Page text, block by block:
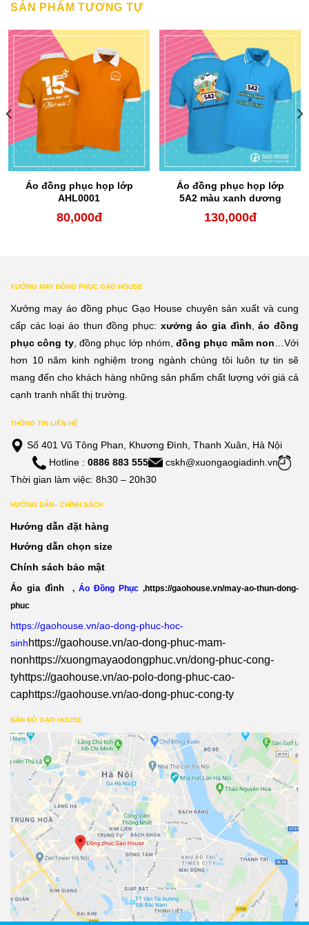
SẢN PHẨM TƯƠNG TỰ
Áo đồng phục họp lớp
AHL0001
80,000đ
Áo đồng phục họp lớp
5A2 màu xanh dương
130,000đ
XƯỞNG MAY ĐỒNG PHỤC GẠO HOUSE
Xưởng may áo đồng phục Gạo House chuyên sản xuất và cung
cấp các loại áo thun đồng phục: xưởng áo gia đình ,áo đồng
phục công ty, đồng phục lớp nhóm,đồng phục mầm non …Với
hơn 10 năm kinh nghiệm trong ngành chúng tôi luôn tự tin sẽ
mang đến cho khách hàng những sản phẩm chất lượng với giá cả
cạnh tranh nhất thị trường.
THÔNG TIN LIÊN HỆ
Số 401 Vũ Tông Phan, Khương Đình, Thanh Xuân, Hà Nội
Hotline : 0886 883 555
cskh@xuongaogiadinh.vn
Thời gian làm việc: 8h30 – 20h30
HƯỚNG DẪN– CHÍNH SÁCH
Hướng dẫn đặt hàng
Hướng dẫn chọn size
Chính sách bảo mật
Áo gia đình , Áo Đồng Phục ,https://gaohouse.vn/may-ao-thun-dong-
phuc
https://gaohouse.vn/ao-dong-phuc-hoc-
sinhhttps://gaohouse.vn/ao-dong-phuc-mam-
nonhttps://xuongmayaodongphuc.vn/dong-phuc-cong-
tyhttps://gaohouse.vn/ao-polo-dong-phuc-cao-
caphttps://gaohouse.vn/ao-dong-phuc-cong-ty
BẢN ĐỒ GẠO HOUSE